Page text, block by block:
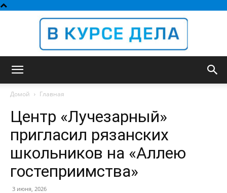
курсе
Домой Главная
Центр «Лучезарный»
пригласил рязанских
школьников на «Аллею
гостеприимства»
3 июня, 2026